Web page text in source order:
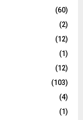
(60)
(2)
(12)
(1)
(12)
(103)
(4)
(1)